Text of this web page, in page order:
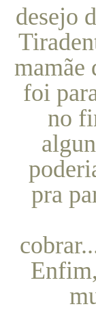
desejo
mamãe
foi
no
pra